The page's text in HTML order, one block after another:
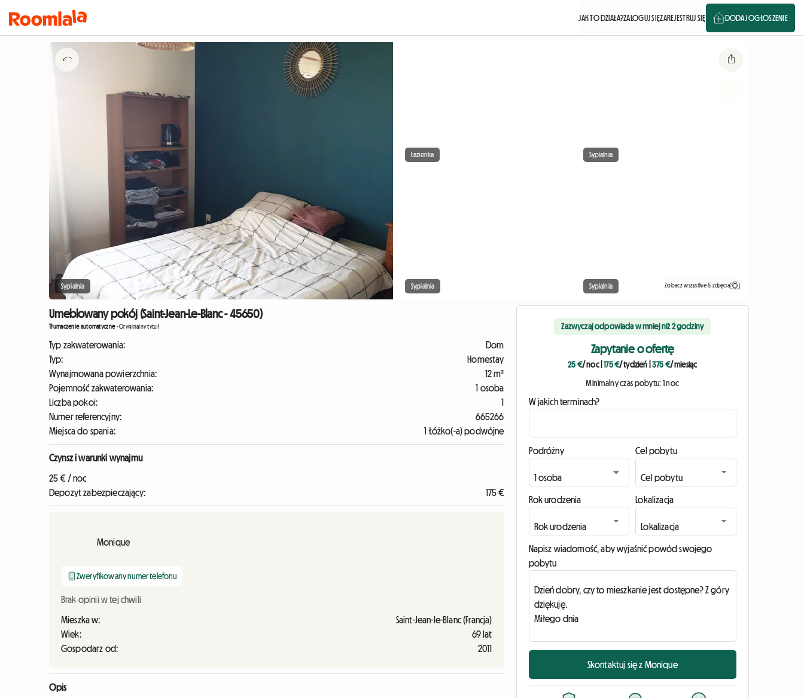
JAK TO DZIAŁA?ZALOGUJ SIĘZAREJESTRUJ SIĘ DODAJ OGŁOSZENIE
Sypialnia
Łazienka Sypialnia
Sypialnia Sypialnia Zobacz wszystkie 5 zdjęcia
Umeblowany pokój (Saint-Jean-Le-Blanc - 45650)
Tłumaczenie automatyczne-Oryginalny tytuł
Typ zakwaterowania:
Dom
Typ:
Homestay
Wynajmowana powierzchnia:
12 m²
Pojemność zakwaterowania:
1 osoba
Liczba pokoi:
1
Numer referencyjny:
665266
Miejsca do spania:
1 Łóżko(-a) podwójne
Czynsz i warunki wynajmu
25 € / noc
Depozyt zabezpieczający:
175 €
Monique
Zweryfikowany numer telefonu
Brak opinii w tej chwili
Mieszka w:
Saint-Jean-le-Blanc (Francja)
Wiek:
69 lat
Gospodarz od:
2011
Opis
Zazwyczaj odpowiada w mniej niż 2 godziny
Zapytanie o ofertę
25 €/ noc|175 €/ tydzień 375 €/ miesiąc
Minimalny czas pobytu: 1 noc
W jakich terminach?
Podróżny Cel pobytu
Rok urodzenia Lokalizacja
Napisz wiadomość, aby wyjaśnić powód swojego
pobytu
Skontaktuj się z Monique